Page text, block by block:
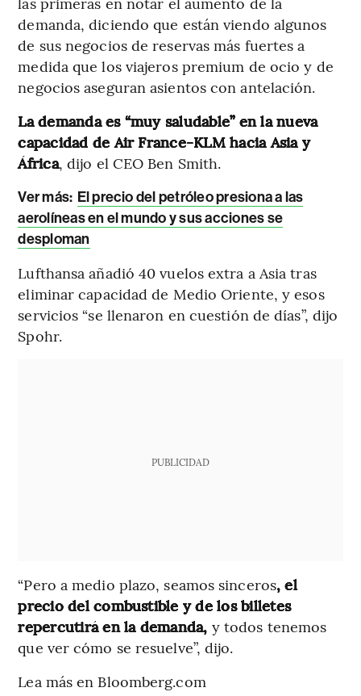
demanda, diciendo que están viendo algunos
de sus negocios de reservas más fuertes a
medida que los viajeros premium de ocio y de
negocios aseguran asientos con antelación.
La demanda es “muy saludable” en la nueva
capacidad de Air France-KLM hacia Asia y
África, dijo el CEO Ben Smith.
Ver más: El precio del petróleo presiona a las
aerolíneas en el mundo y sus acciones se
desploman
Lufthansa añadió 40 vuelos extra a Asia tras
eliminar capacidad de Medio Oriente, y esos
servicios “se llenaron en cuestión de días”, dijo
Spohr.
PUBLICIDAD
“Pero a medio plazo, seamos sinceros, el
precio del combustible y de los billetes
repercutirá en la demanda, y todos tenemos
que ver cómo se resuelve”, dijo.
Lea más en Bloomberg.com